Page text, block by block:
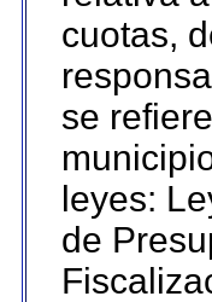
cuotas,
se
leyes:
de